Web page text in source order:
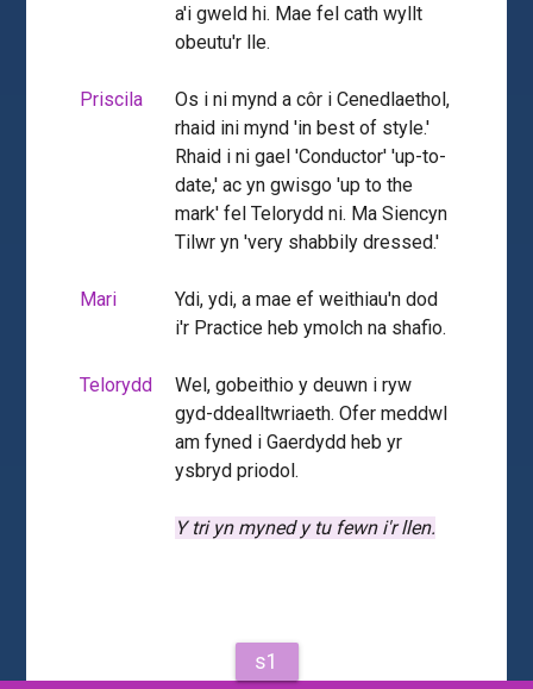
a'i gweld hi. Mae fel cath wyllt
obeutu'r lle.
Priscila
Os i ni mynd a côr i Cenedlaethol,
rhaid ini mynd 'in best of style.'
Rhaid i ni gael 'Conductor' 'up-to-
date,' ac yn gwisgo 'up to the
mark' fel Telorydd ni. Ma Siencyn
Tilwr yn 'very shabbily dressed.'
Mari
Ydi, ydi, a mae ef weithiau'n dod
i'r Practice heb ymolch na shafio.
Telorydd
Wel, gobeithio y deuwn i ryw
gyd-ddealltwriaeth. Ofer meddwl
am fyned i Gaerdydd heb yr
ysbryd priodol.
Y tri yn myned y tu fewn i'r llen.
s1